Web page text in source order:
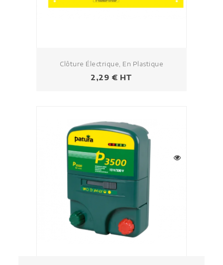
Clôture Électrique, En Plastique
Prezzo
2,29 € HT